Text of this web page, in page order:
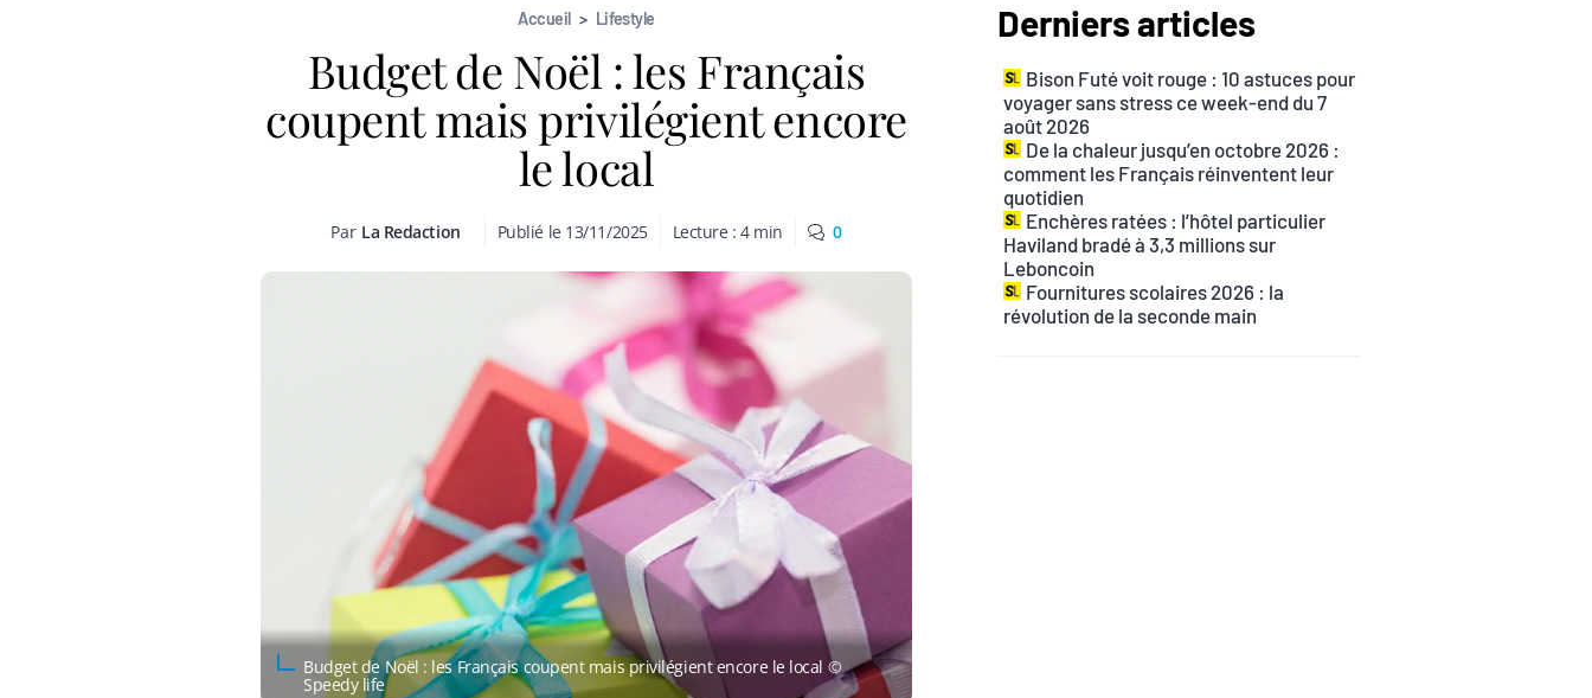
Accueil > Lifestyle
Budget de Noël : les Français
coupent mais privilégient encore
le local
Par La Redaction Publié le 13/11/2025 Lecture :4 min 0
Budget de Noël : les Français coupent mais privilégient encore le local ©
Speedy life
Derniers articles
Bison Futé voit rouge : 10 astuces pour
voyager sans stress ce week-end du 7
août 2026
De la chaleur jusqu’en octobre 2026 :
comment les Français réinventent leur
quotidien
Enchères ratées : l’hôtel particulier
Haviland bradé à 3,3 millions sur
Leboncoin
Fournitures scolaires 2026 : la
révolution de la seconde main